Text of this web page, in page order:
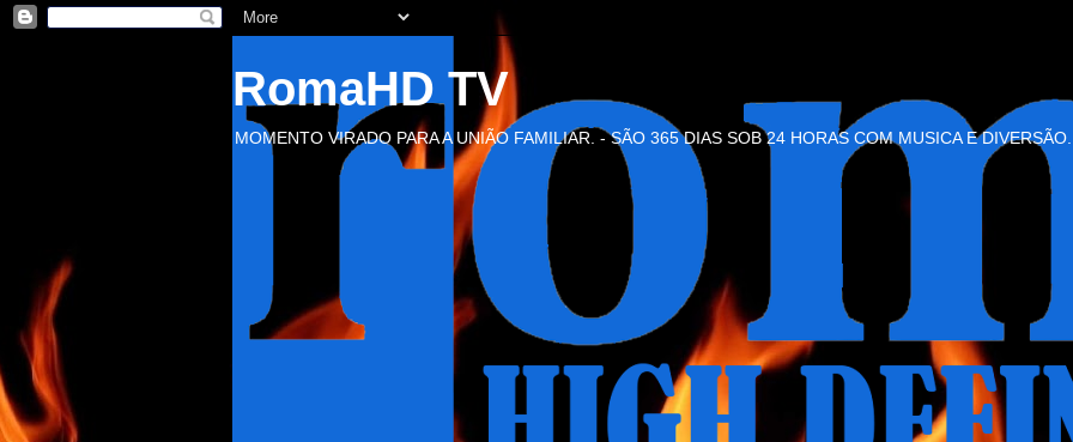
RomaHD TV
MOMENTO VIRADO PARA A UNIÃO FAMILIAR. - SÃO 365 DIAS SOB 24 HORAS COM MUSICA E